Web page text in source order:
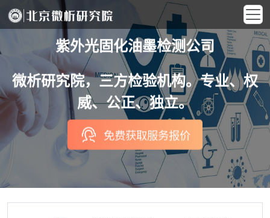
紫外光固化油墨检测公司
微析研究院，三方检验机构。专业、权
威、公正、独立。
免费获取服务报价